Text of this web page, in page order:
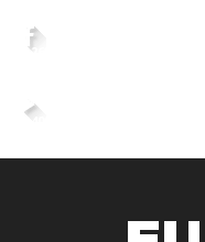
2,265
4,400